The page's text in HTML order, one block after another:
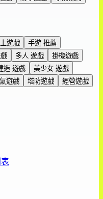
遊戲
手遊 推薦
多人 遊戲
掛機遊戲
造 遊戲
美少女 遊戲
遊戲 塔防遊戲
經營遊戲